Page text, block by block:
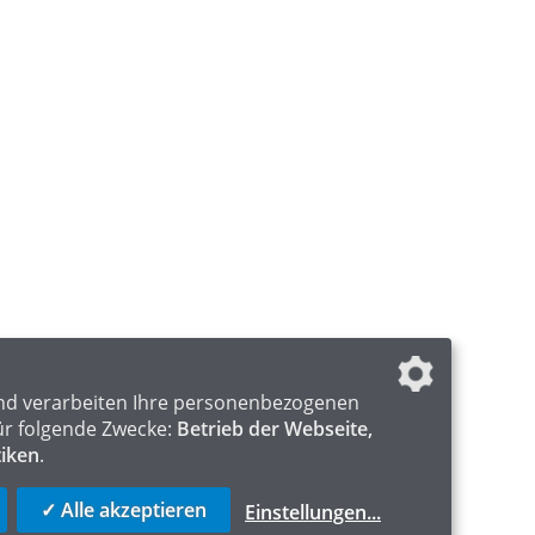
verarbeiten Ihre personenbezogenen
folgende Zwecke: Betrieb der Webseite,
.
✓ Alle akzeptieren Einstellungen...